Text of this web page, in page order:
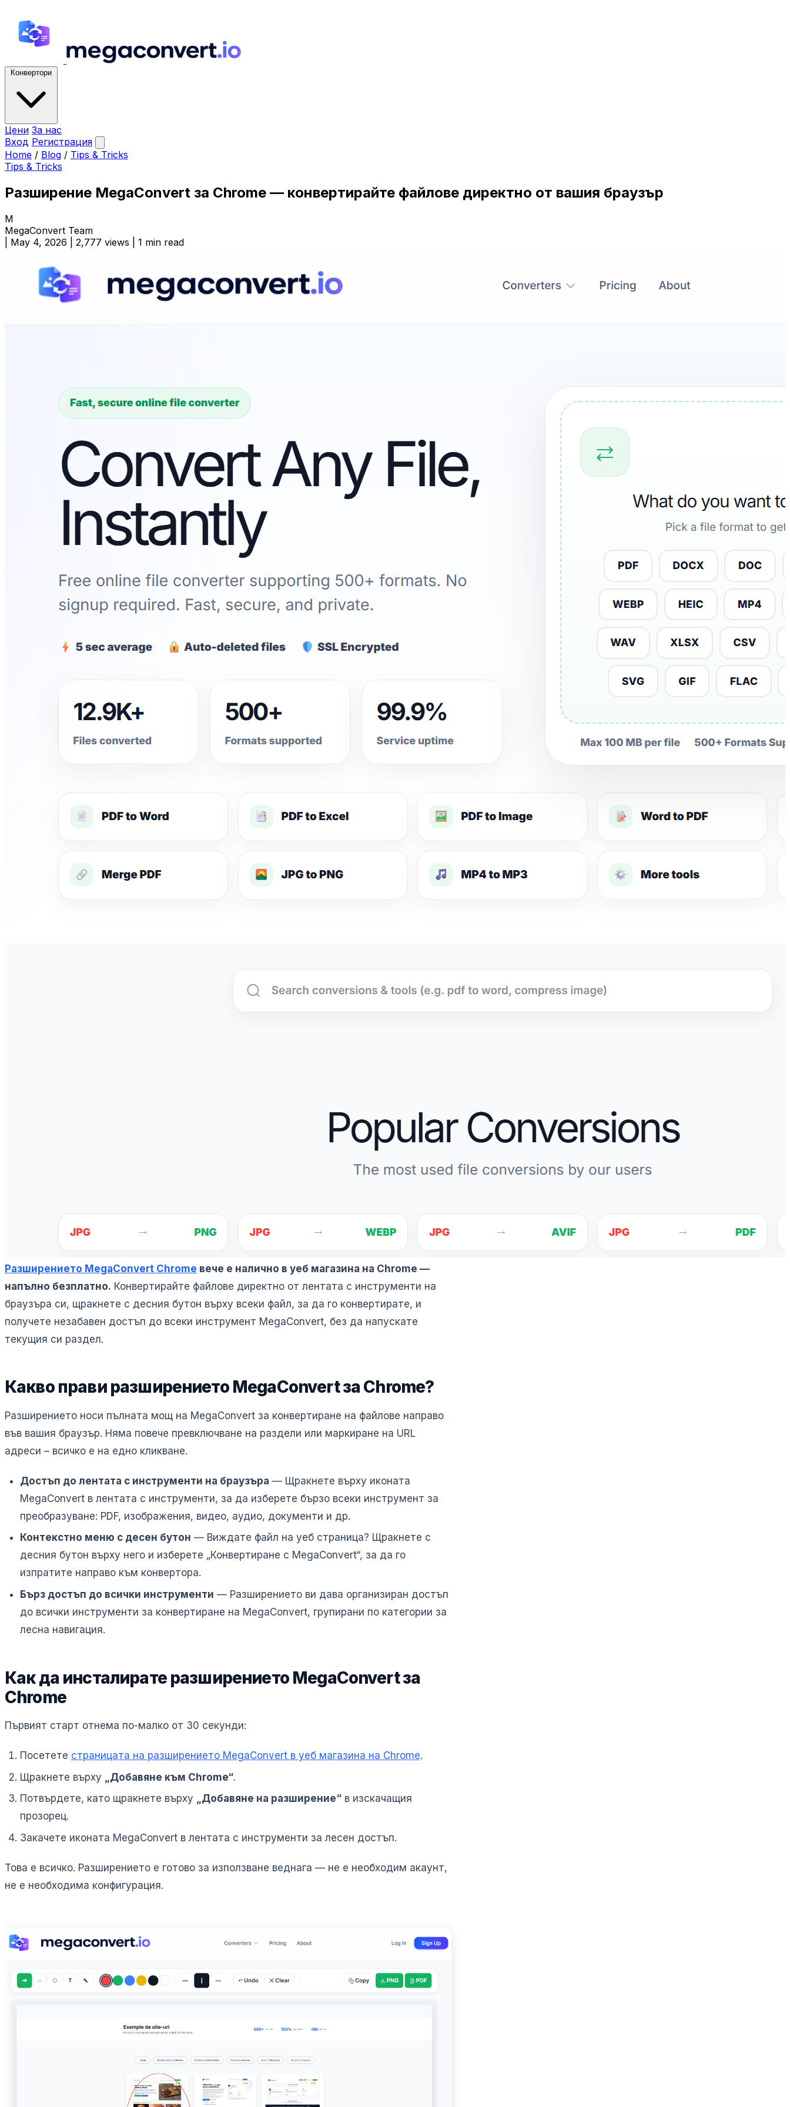
Конвертори
Цени За нас
Вход Регистрация
Home / Blog / Tips & Tricks
Tips & Tricks
Разширение MegaConvert за Chrome — конвертирайте файлове директно от вашия браузър
M
MegaConvert Team
May 4, 2026 2,777 views 1 min read
Разширението MegaConvert Chrome вече е налично в уеб магазина на Chrome —
напълно безплатно. Конвертирайте файлове директно от лентата с инструменти на
браузъра си, щракнете с десния бутон върху всеки файл, за да го конвертирате, и
получете незабавен достъп до всеки инструмент MegaConvert, без да напускате
текущия си раздел.
Какво прави разширението MegaConvert за Chrome?
Разширението носи пълната мощ на MegaConvert за конвертиране на файлове направо
във вашия браузър. Няма повече превключване на раздели или маркиране на URL
адреси – всичко е на едно кликване.
Достъп до лентата с инструменти на браузъра — Щракнете върху иконата
MegaConvert в лентата с инструменти, за да изберете бързо всеки инструмент за
преобразуване: PDF, изображения, видео, аудио, документи и др.
Контекстно меню с десен бутон — Виждате файл на уеб страница? Щракнете с
десния бутон върху него и изберете „Конвертиране с MegaConvert“, за да го
изпратите направо към конвертора.
Бърз достъп до всички инструменти — Разширението ви дава организиран достъп
до всички инструменти за конвертиране на MegaConvert, групирани по категории за
лесна навигация.
Как да инсталирате разширението MegaConvert за
Chrome
Първият старт отнема по-малко от 30 секунди:
Посетете страницата на разширението MegaConvert в уеб магазина на Chrome.
Щракнете върху
„Добавяне към Chrome“.
Потвърдете, като щракнете върху „Добавяне на разширение“в изскачащия
прозорец.
Закачете иконата MegaConvert в лентата с инструменти за лесен достъп.
Това е всичко. Разширението е готово за използване веднага — не е необходим акаунт,
не е необходима конфигурация.